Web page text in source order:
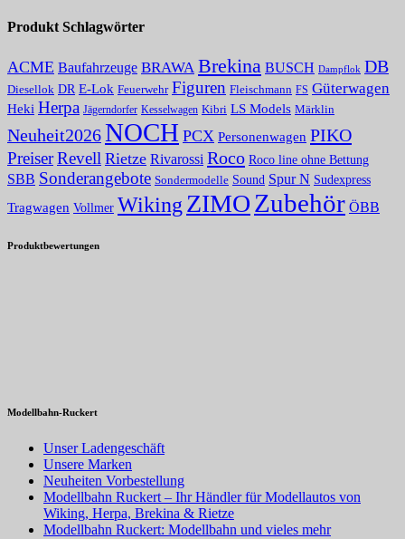
Produkt Schlagwörter
ACME Baufahrzeuge BRAWA Brekina BUSCH Dampflok DB
Diesellok DR E-Lok Feuerwehr Figuren Fleischmann FS Güterwagen
Heki Herpa Jägerndorfer Kesselwagen Kibri LS Models Märklin
Neuheit2026NOCH PCX Personenwagen PIKO
PreiserRevell Rietze Rivarossi Roco Roco line ohne Bettung
SBB Sonderangebote Sondermodelle Sound Spur N Sudexpress
Tragwagen Vollmer Wiking ZIMOZubehör ÖBB
Produktbewertungen
Modellbahn-Ruckert
Unser Ladengeschäft
Unsere Marken
Neuheiten Vorbestellung
Modellbahn Ruckert – Ihr Händler für Modellautos von
Wiking, Herpa, Brekina & Rietze
Modellbahn Ruckert: Modellbahn und vieles mehr